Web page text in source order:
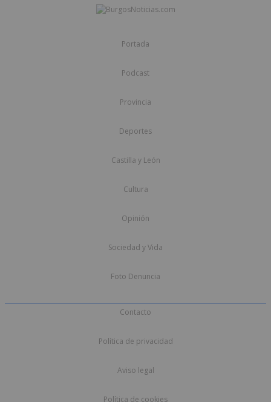
Portada
Podcast
Provincia
Deportes
Castilla y León
Cultura
Opinión
Sociedad y Vida
Foto Denuncia
Contacto
Política de privacidad
Aviso legal
Política de cookies